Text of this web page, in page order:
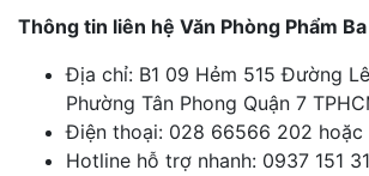
Thông tin liên hệ Văn Phòng Phẩm
Địa chỉ: B1 09 Hẻm 515 Đường
Phường Tân Phong Quận 7
Điện thoại: 028 66566 202 hoặc
Hotline hỗ trợ nhanh: 0937 151